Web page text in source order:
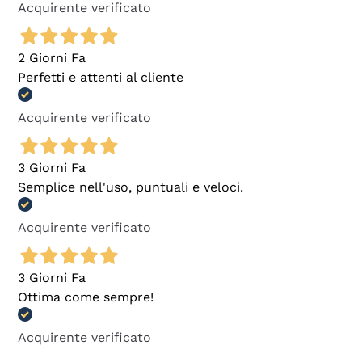
Acquirente verificato
2 Giorni Fa
Perfetti e attenti al cliente
Acquirente verificato
3 Giorni Fa
Semplice nell'uso, puntuali e veloci.
Acquirente verificato
3 Giorni Fa
Ottima come sempre!
Acquirente verificato